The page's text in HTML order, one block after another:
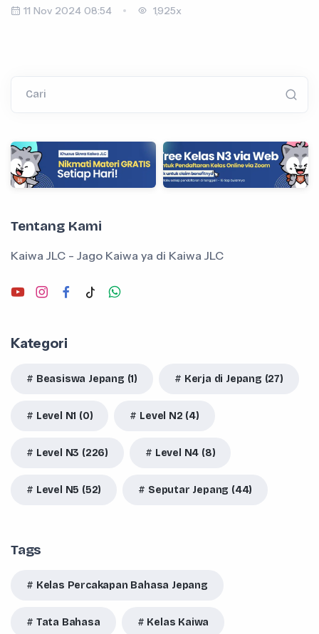
11 Nov 2024 08:54 1,925x
Cari
Tentang Kami
Kaiwa JLC - Jago Kaiwa ya di Kaiwa JLC
Kategori
Beasiswa Jepang (1) Kerja di Jepang (27)
Level N1 (0) Level N2 (4)
Level N3 (226) Level N4 (8)
Level N5 (52) Seputar Jepang (44)
Tags
Kelas Percakapan Bahasa Jepang
Tata Bahasa Kelas Kaiwa